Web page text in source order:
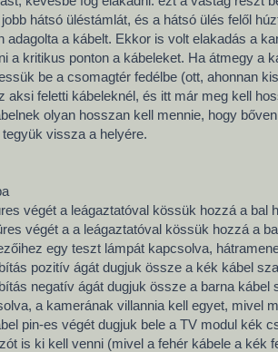
hátsó üléstámlát, és a hátsó ülés felől
adagolta a kábelt. Ekkor is volt elakadás a
a kritikus ponton a kábeleket. Ha átmegy
be a csomagtér fedélbe (ott, ahonnan
aksi feletti kábeleknél, és itt már meg kell
olyan hosszan kell mennie, hogy
vissza a helyére.
végét a leágaztatóval kössük hozzá a
végét a a leágaztatóval kössük hozzá a
egy teszt lámpát kapcsolva,
pozitív ágát dugjuk össze a kék kábel
negatív ágát dugjuk össze a barna
a kamerának villannia kell egyet, mivel
pin-es végét dugjuk bele a TV modul kék
is ki kell venni (mivel a fehér kábele a kék